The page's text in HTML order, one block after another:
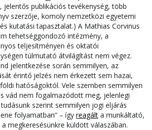
jelentős publikációs tevékenység, több
szerzője, komoly nemzetközi egyetemi
kutatási tapasztalat.) A Mathias Corvinus
tehetséggondozó intézmény, a
teljesítményen és oktatói
túlmutató átvilágítást nem végez.
jelentkezése során semmilyen, az
érintő jelzés nem érkezett sem hazai,
hatóságoktól. Vele szemben semmilyen
vád nem fogalmazódott meg, jelenlegi
szerint semmilyen jogi eljárás
folyamatban” – így reagált a munkáltató,
a megkeresésünkre küldött válaszában.